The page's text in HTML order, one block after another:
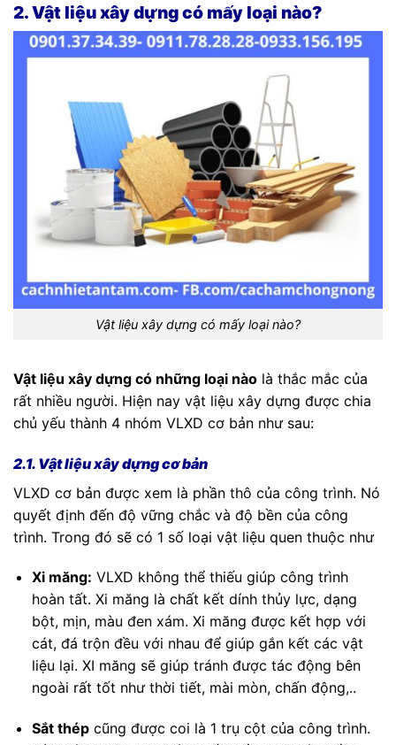
2. Vật liệu xây dựng có mấy loại nào?
Vật liệu xây dựng có mấy loại nào?
Vật liệu xây dựng có những loại nào là thắc mắc của
rất nhiều người. Hiện nay vật liệu xây dựng được chia
chủ yếu thành 4 nhóm VLXD cơ bản như sau:
2.1. Vật liệu xây dựng cơ bản
VLXD cơ bản được xem là phần thô của công trình. Nó
quyết định đến độ vững chắc và độ bền của công
trình. Trong đó sẽ có 1 số loại vật liệu quen thuộc như
Xi măng: VLXD không thể thiếu giúp công trình
hoàn tất. Xi măng là chất kết dính thủy lực, dạng
bột, mịn, màu đen xám. Xi măng được kết hợp với
cát, đá trộn đều với nhau để giúp gắn kết các vật
liệu lại. XI măng sẽ giúp tránh được tác động bên
ngoài rất tốt như thời tiết, mài mòn, chấn động,..
Sắt thépcũng được coi là 1 trụ cột của công trình.